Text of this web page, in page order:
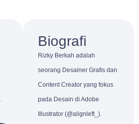
Biografi
Rizky Berkah adalah
seorang Desainer Grafis dan
Content Creator yang fokus
pada Desain di Adobe
Illustrator (@alignleft_).